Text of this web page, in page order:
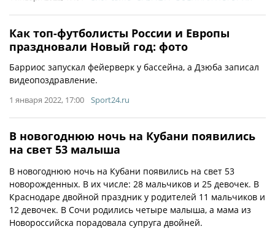
Как топ-футболисты России и Европы
праздновали Новый год: фото
Барриос запускал фейерверк у бассейна, а Дзюба записал
видеопоздравление.
1 января 2022, 17:00 Sport24.ru
В новогоднюю ночь на Кубани появились
на свет 53 малыша
В новогоднюю ночь на Кубани появились на свет 53
новорожденных. В их числе: 28 мальчиков и 25 девочек. В
Краснодаре двойной праздник у родителей 11 мальчиков и
12 девочек. В Сочи родились четыре малыша, а мама из
Новороссийска порадовала супруга двойней.